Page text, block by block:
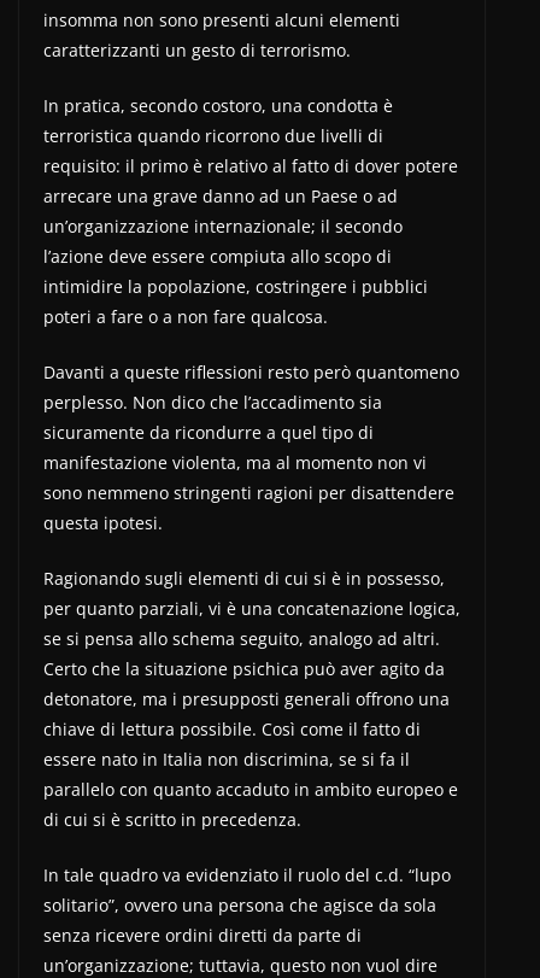
insomma non sono presenti alcuni elementi
caratterizzanti un gesto di terrorismo.
In pratica, secondo costoro, una condotta è
terroristica quando ricorrono due livelli di
requisito: il primo è relativo al fatto di dover potere
arrecare una grave danno ad un Paese o ad
un’organizzazione internazionale; il secondo
l’azione deve essere compiuta allo scopo di
intimidire la popolazione, costringere i pubblici
poteri a fare o a non fare qualcosa.
Davanti a queste riflessioni resto però quantomeno
perplesso. Non dico che l’accadimento sia
sicuramente da ricondurre a quel tipo di
manifestazione violenta, ma al momento non vi
sono nemmeno stringenti ragioni per disattendere
questa ipotesi.
Ragionando sugli elementi di cui si è in possesso,
per quanto parziali, vi è una concatenazione logica,
se si pensa allo schema seguito, analogo ad altri.
Certo che la situazione psichica può aver agito da
detonatore, ma i presupposti generali offrono una
chiave di lettura possibile. Così come il fatto di
essere nato in Italia non discrimina, se si fa il
parallelo con quanto accaduto in ambito europeo e
di cui si è scritto in precedenza.
In tale quadro va evidenziato il ruolo del c.d. “lupo
solitario”, ovvero una persona che agisce da sola
senza ricevere ordini diretti da parte di
un’organizzazione; tuttavia, questo non vuol dire